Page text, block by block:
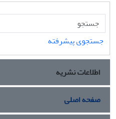
جستجوی پیشرفته
اطلاعات نشریه
صفحه اصلی